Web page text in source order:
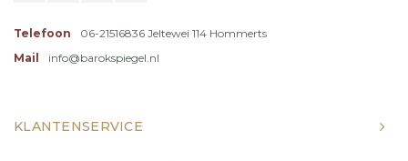
Telefoon
06-21516836 Jeltewei 114 Hommerts
Mail
info@barokspiegel.nl
KLANTENSERVICE